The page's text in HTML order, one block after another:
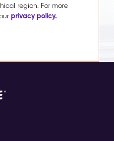
region. For more
privacy policy.